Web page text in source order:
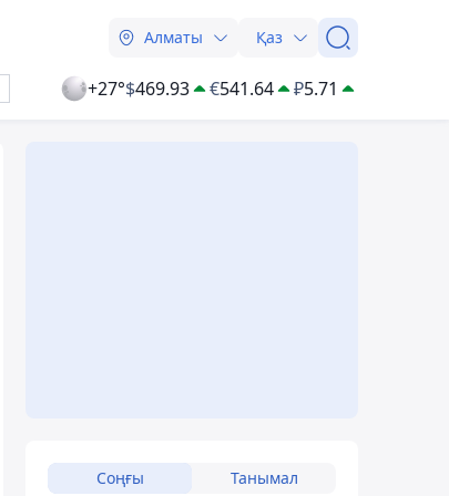
Алматы Қаз
+27°$469.93 €541.64 ₽5.71
Соңғы Танымал